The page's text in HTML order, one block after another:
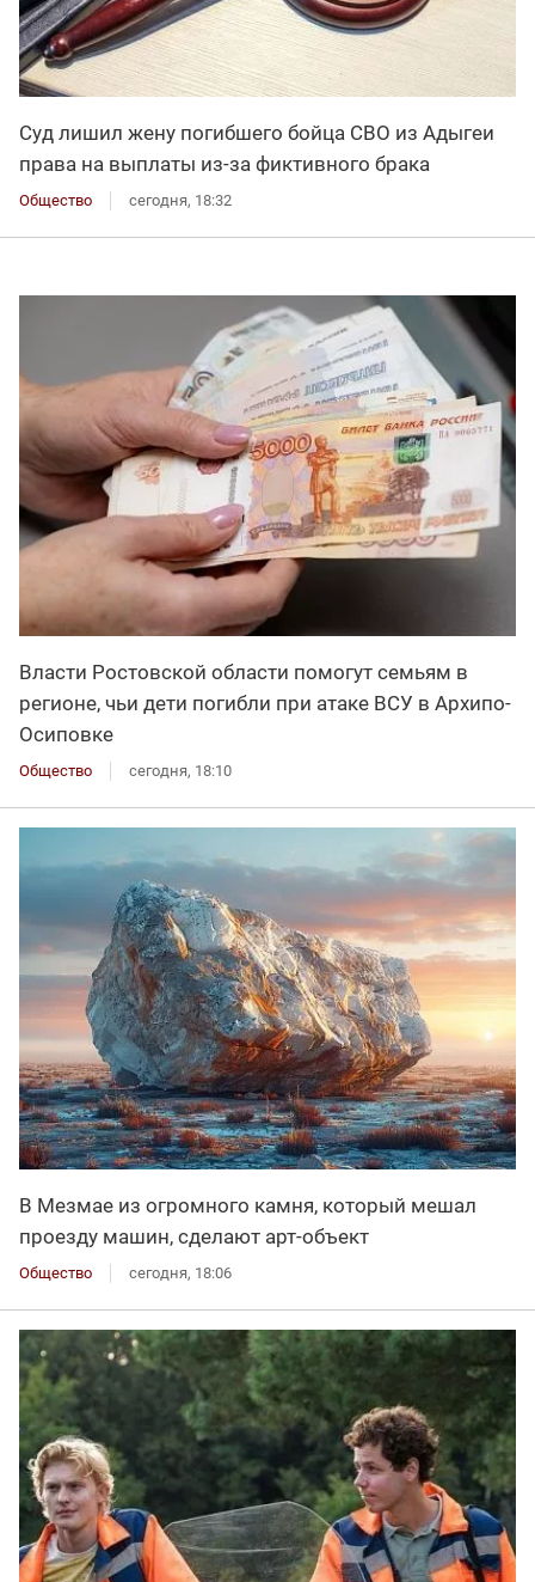
Суд лишил жену погибшего бойца СВО из Адыгеи
права на выплаты из-за фиктивного брака
Общество сегодня, 18:32
Власти Ростовской области помогут семьям в
регионе, чьи дети погибли при атаке ВСУ в Архипо-
Осиповке
Общество сегодня, 18:10
В Мезмае из огромного камня, который мешал
проезду машин, сделают арт-объект
Общество сегодня, 18:06